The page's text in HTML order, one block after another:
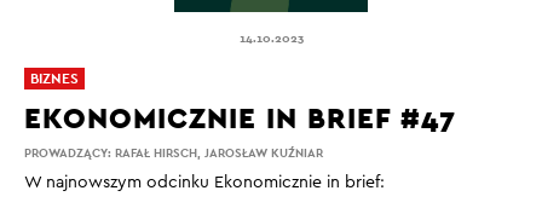
14.10.2023
PROWADZĄCY: RAFAŁ HIRSCH, JAROSŁAW KUŹNIAR
EKONOMICZNIE IN BRIEF #47
W najnowszym odcinku Ekonomicznie in brief:
BIZNES